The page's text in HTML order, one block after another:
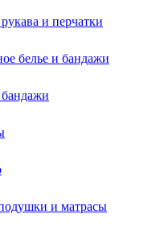
и перчатки
белье и бандажи
и матрасы